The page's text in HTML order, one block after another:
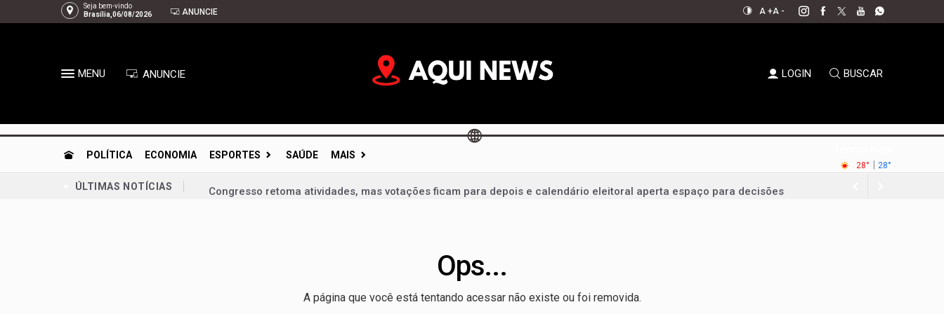
Seja bem-vindo
Brasília,06/08/2026
ANUNCIE A +A -
MENU ANUNCIE LOGIN BUSCAR
POLÍTICA ECONOMIA ESPORTES SAÚDE MAIS
28° | 28°
ÚLTIMAS NOTÍCIAS
Congresso retoma atividades, mas votações ficam para depois e calendário eleitoral aperta espaço para decisões
Arruda | À espera de um milagre da Justiça e de um vice: o desafio de Arruda para permanecer no jogo político
Ops...
A página que você está tentando acessar não existe ou foi removida.